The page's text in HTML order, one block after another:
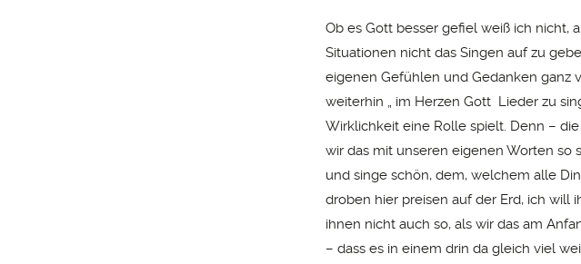
Ob es Gott besser gefiel weiß ich nicht,
Situationen nicht das Singen auf zu
eigenen Gefühlen und Gedanken ganz
weiterhin „ im Herzen Gott Lieder zu
Wirklichkeit eine Rolle spielt. Denn –
wir das mit unseren eigenen Worten so
und singe schön, dem, welchem alle
droben hier preisen auf der Erd, ich will
ihnen nicht auch so, als wir das am
– dass es in einem drin da gleich viel